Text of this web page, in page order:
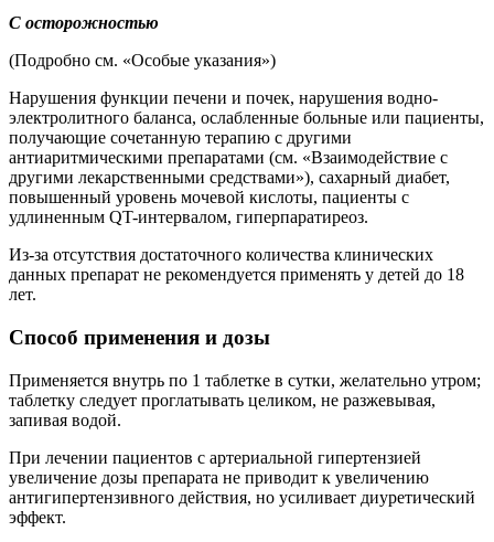
С осторожностью
(Подробно см. «Особые указания»)
Нарушения функции печени и почек, нарушения водно-
электролитного баланса, ослабленные больные или пациенты,
получающие сочетанную терапию с другими
антиаритмическими препаратами (см. «Взаимодействие с
другими лекарственными средствами»), сахарный диабет,
повышенный уровень мочевой кислоты, пациенты с
удлиненным QT-интервалом, гиперпаратиреоз.
Из-за отсутствия достаточного количества клинических
данных препарат не рекомендуется применять у детей до 18
лет.
Способ применения и дозы
Применяется внутрь по 1 таблетке в сутки, желательно утром;
таблетку следует проглатывать целиком, не разжевывая,
запивая водой.
При лечении пациентов с артериальной гипертензией
увеличение дозы препарата не приводит к увеличению
антигипертензивного действия, но усиливает диуретический
эффект.